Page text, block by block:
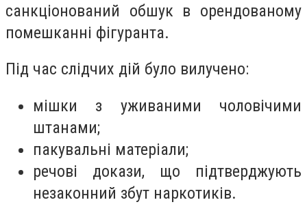
санкціонований обшук в орендованому
помешканні фігуранта.
Під час слідчих дій було вилучено:
мішки з уживаними чоловічими
штанами;
пакувальні матеріали;
речові докази, що підтверджують
незаконний збут наркотиків.